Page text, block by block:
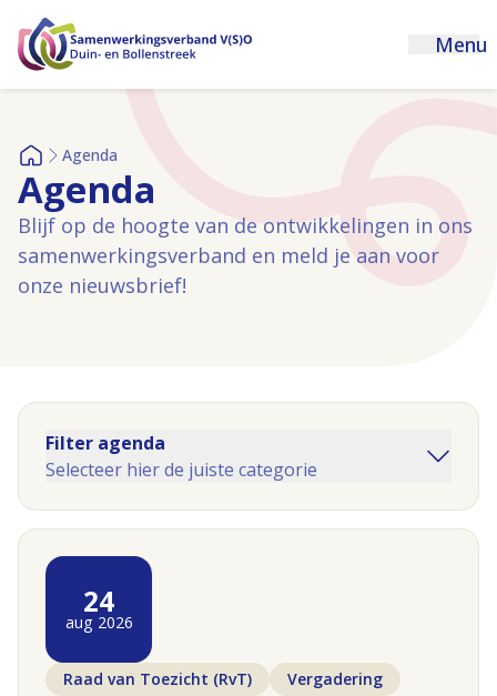
Menu
HomeAgenda
Agenda
Blijf op de hoogte van de ontwikkelingen in ons
samenwerkingsverband en meld je aan voor
onze nieuwsbrief!
24
aug 2026
Raad van Toezicht (RvT) Vergadering
Filter agenda
Selecteer hier de juiste categorie
Commissie Arrangementen en
Netwerkoverleg
Raad van Toezicht (RvT)
Themabijeenkomst
Vergadering
Webinar